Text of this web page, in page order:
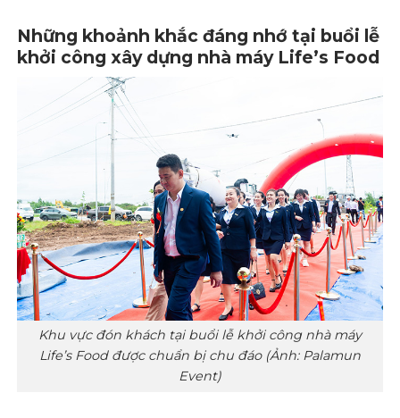
Những khoảnh khắc đáng nhớ tại buổi lễ
khởi công xây dựng nhà máy Life’s Food
Khu vực đón khách tại buổi lễ khởi công nhà máy
Life’s Food được chuẩn bị chu đáo (Ảnh: Palamun
Event)